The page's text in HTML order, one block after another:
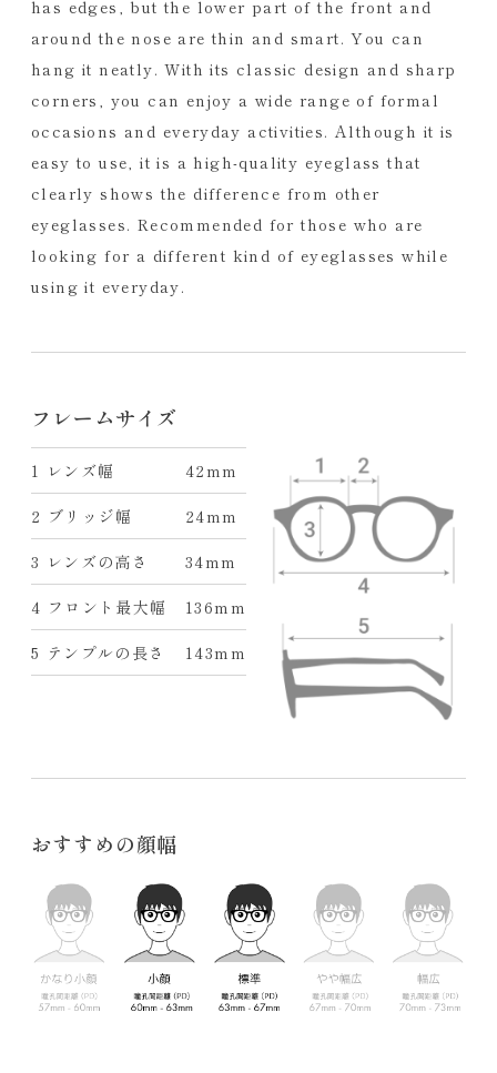
has edges, but the lower part of the front and
around the nose are thin and smart. You can
hang it neatly. With its classic design and sharp
corners, you can enjoy a wide range of formal
occasions and everyday activities. Although it is
easy to use, it is a high-quality eyeglass that
clearly shows the difference from other
eyeglasses. Recommended for those who are
looking for a different kind of eyeglasses while
using it everyday.
フレームサイズ
1 レンズ幅 42mm
2 ブリッジ幅 24mm
3 レンズの高さ 34mm
4 フロント最大幅 136mm
5 テンプルの長さ 143mm
おすすめの顔幅